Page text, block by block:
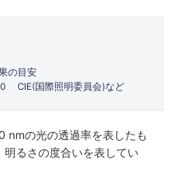
の目安
CIE(国際照明委員会)など
の光の透過率を表したも
るさの度合いを表してい